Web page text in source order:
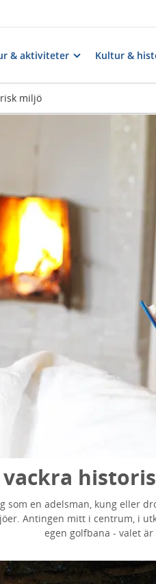
& aktiviteter Kultur &
miljö
vackra
som en adelsman, kung eller
Antingen mitt i centrum, i
egen golfbana - valet